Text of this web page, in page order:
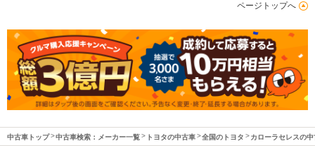
ページトップへ
中古車トップ 中古車検索：メーカー一覧 トヨタの中古車 全国のトヨタ カローラセレスの中